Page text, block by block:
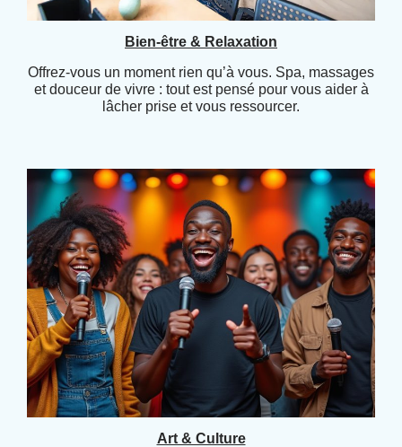
Bien-être & Relaxation
Offrez-vous un moment rien qu’à vous. Spa, massages
et douceur de vivre : tout est pensé pour vous aider à
lâcher prise et vous ressourcer.
Art & Culture